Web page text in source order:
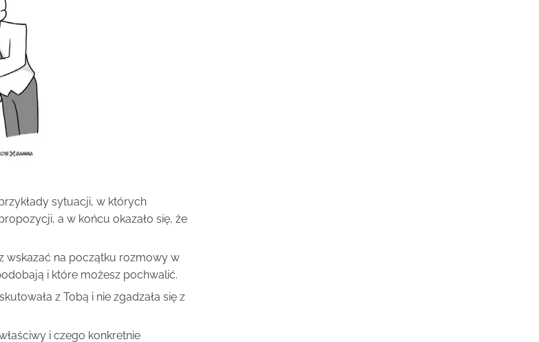
sytuacji, w których
a w końcu okazało się, że
wskazać na początku rozmowy w
i które możesz pochwalić.
z Tobą i nie zgadzała się z
i czego konkretnie